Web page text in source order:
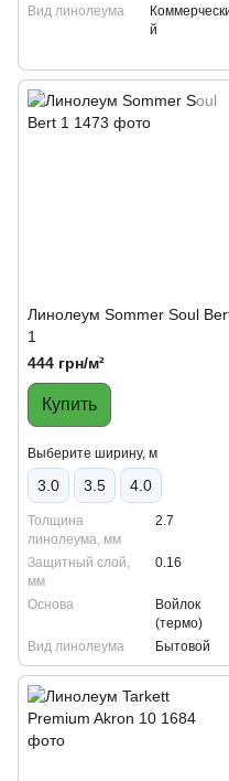
Вид линолеума
й
Линолеум Sommer Soul
1
444 грн/м²
Купить
Выберите ширину, м
3.0 3.5 4.0
Толщина
линолеума, мм
2.7
Защитный слой,
мм
0.16
Основа
Войлок
(термо)
Вид линолеума
Бытовой